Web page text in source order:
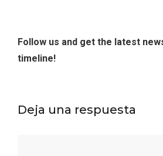
Follow us and get the latest
timeline!
Deja una respuesta